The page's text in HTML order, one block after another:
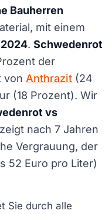
Bauherren
mit einem
. Schwedenrot
der
von Anthrazit (24
(18 Prozent). Wir
vs
zeigt nach 7 Jahren
Vergrauung, der
52 Euro pro Liter)
Sie durch alle